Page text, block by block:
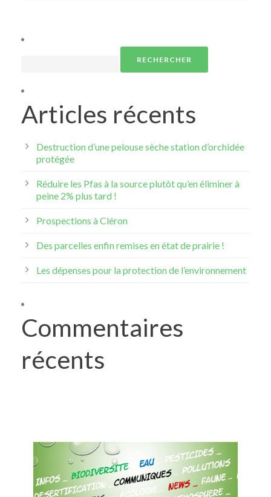
Articles récents
Destruction d’une pelouse sèche station d’orchidée
protégée
Réduire les Pfas à la source plutôt qu’en éliminer à
peine 2% plus tard !
Prospections à Cléron
Des parcelles enfin remises en état de prairie !
Les dépenses pour la protection de l’environnement
Commentaires
récents